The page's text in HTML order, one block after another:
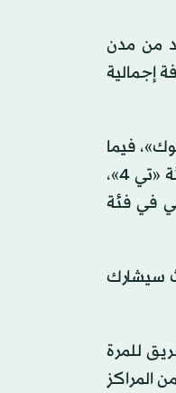
من مدن
إجمالية
المهنا في فئة «ستوك»، فيما
يشارك صالح السيف ودانية عقيل ومشاعل العبيدان في فئة «تي 3»، ويشارك ياسر بن سعيدان ومها الحملي في فئة «تي 4»،
في فئة
سيشارك
الرالي العريق للمرة
المراكز